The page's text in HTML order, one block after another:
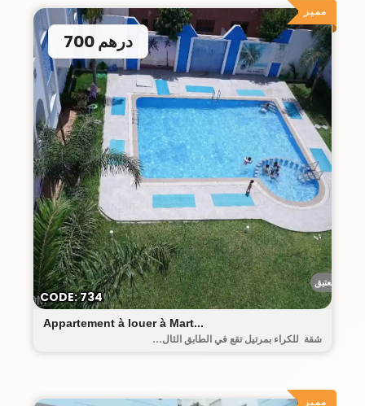
مميز
البيت العتيق
Appartement à louer à Mart...
700 درهم
شقة للكراء بمرتيل تقع في الطابق الثال...
CODE: 734
مميز